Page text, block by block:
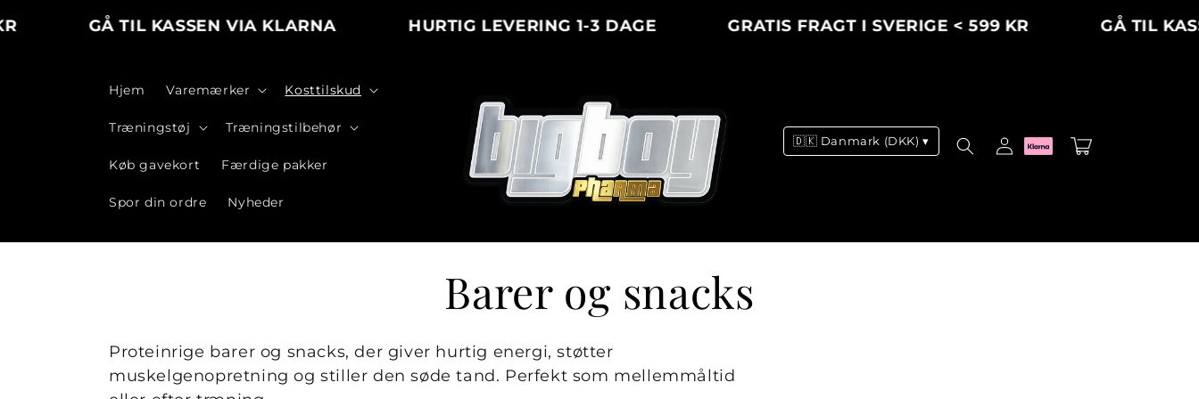
GÅ TIL KASSEN VIA KLARNA HURTIG LEVERING 1-3 DAGE GRATIS FRAGT I SVERIGE < 599 KR GÅ TIL
Hjem Varemærker Kosttilskud
Træningstøj Træningstilbehør
Køb gavekort Færdige pakker
Spor din ordre Nyheder
🇩🇰 Danmark (DKK) ▾
Log
ind
Indkøbskurv
K
o
Barer og snacks
Proteinrige barer og snacks, der giver hurtig energi, støtter
muskelgenopretning og stiller den søde tand. Perfekt som mellemmåltid